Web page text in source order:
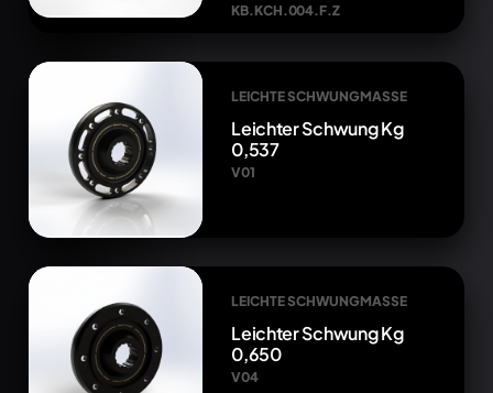
KB.KCH.004.F.Z
LEICHTE SCHWUNGMASSE
Leichter Schwung Kg
0,537
V01
LEICHTE SCHWUNGMASSE
Leichter Schwung Kg
0,650
V04